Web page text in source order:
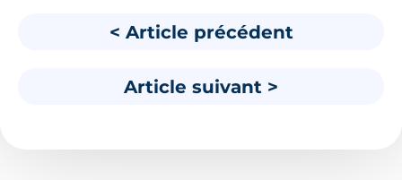
< Article précédent
Article suivant >